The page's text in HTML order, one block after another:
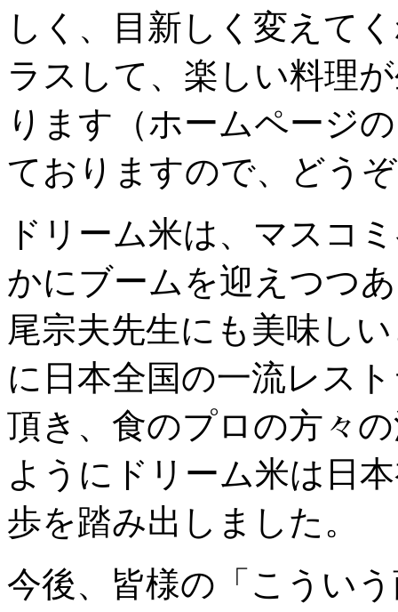
しく、目新しく変えて
ラスして、楽しい料理
ります（ホームページ
ておりますので、どう
ドリーム米は、マスコ
かにブームを迎えつつ
尾宗夫先生にも美味し
に日本全国の一流レス
頂き、食のプロの方々
ようにドリーム米は日
歩を踏み出しました。
今後、皆様の「こうい